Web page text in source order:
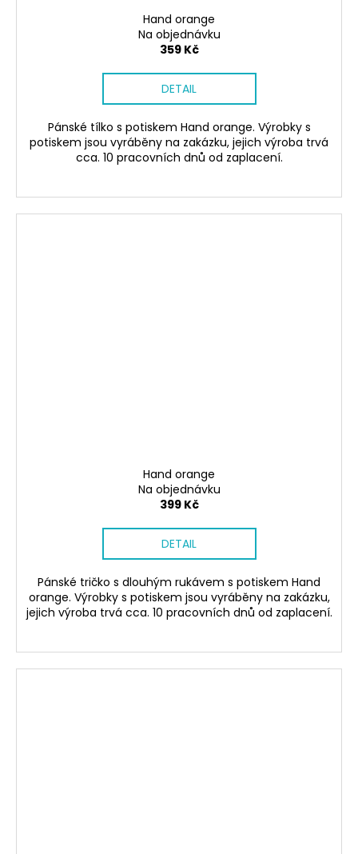
Hand orange
Na objednávku
359 Kč
DETAIL
Pánské tílko s potiskem Hand orange. Výrobky s
potiskem jsou vyráběny na zakázku, jejich výroba trvá
cca. 10 pracovních dnů od zaplacení.
Hand orange
Na objednávku
399 Kč
DETAIL
Pánské tričko s dlouhým rukávem s potiskem Hand
orange. Výrobky s potiskem jsou vyráběny na zakázku,
jejich výroba trvá cca. 10 pracovních dnů od zaplacení.